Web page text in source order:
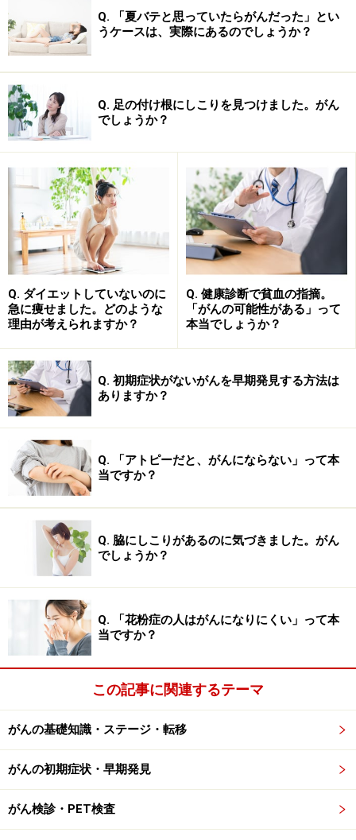
Q. 「夏バテと思っていたらがんだった」とい
うケースは、実際にあるのでしょうか？
Q. 足の付け根にしこりを見つけました。がん
でしょうか？
Q. ダイエットしていないのに
急に痩せました。どのような
理由が考えられますか？
Q. 健康診断で貧血の指摘。
「がんの可能性がある」って
本当でしょうか？
Q. 初期症状がないがんを早期発見する方法は
ありますか？
Q. 「アトピーだと、がんにならない」って本
当ですか？
Q. 脇にしこりがあるのに気づきました。がん
でしょうか？
Q. 「花粉症の人はがんになりにくい」って本
当ですか？
この記事に関連するテーマ
がんの基礎知識・ステージ・転移
がんの初期症状・早期発見
がん検診・PET検査